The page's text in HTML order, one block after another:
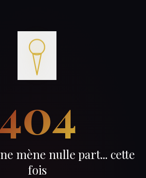
mène nulle part... cette
fois